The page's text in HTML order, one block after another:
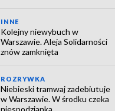
INNE
Kolejny niewybuch w
Warszawie. Aleja Solidarności
znów zamknięta
ROZRYWKA
Niebieski tramwaj zadebiutuje
w Warszawie. W środku czeka
niespodzianka